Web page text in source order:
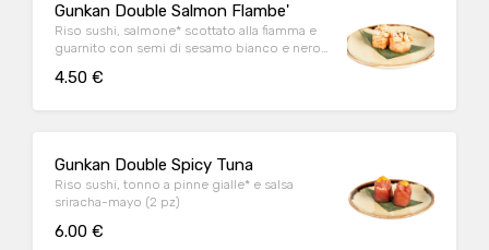
Gunkan Double Salmon Flambe'
Riso sushi, salmone* scottato alla fiamma e
guarnito con semi di sesamo bianco e nero
4.50 €
Gunkan Double Spicy Tuna
Riso sushi, tonno a pinne gialle* e salsa
sriracha-mayo (2 pz)
6.00 €